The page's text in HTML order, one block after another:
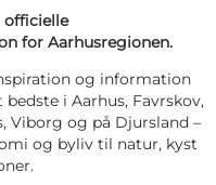
officielle
for Aarhusregionen.
og information
i Aarhus, Favrskov,
Viborg og på Djursland –
og byliv til natur, kyst